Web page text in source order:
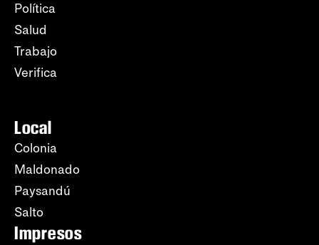
Política
Salud
Trabajo
Verifica
Local
Colonia
Maldonado
Paysandú
Salto
Impresos